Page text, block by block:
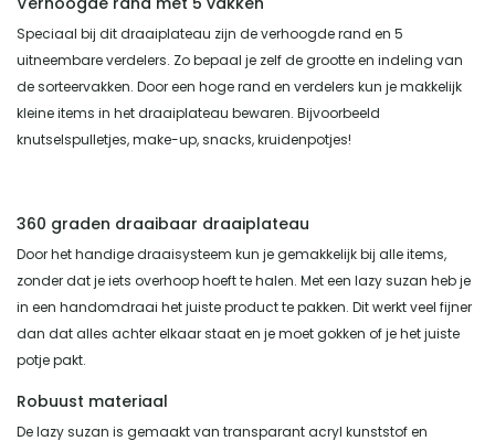
Speciaal bij dit draaiplateau zijn de verhoogde rand en 5
uitneembare verdelers. Zo bepaal je zelf de grootte en indeling van
de sorteervakken. Door een hoge rand en verdelers kun je makkelijk
kleine items in het draaiplateau bewaren. Bijvoorbeeld
knutselspulletjes, make-up, snacks, kruidenpotjes!
360 graden draaibaar draaiplateau
Door het handige draaisysteem kun je gemakkelijk bij alle items,
zonder dat je iets overhoop hoeft te halen. Met een lazy suzan heb je
in een handomdraai het juiste product te pakken. Dit werkt veel fijner
dan dat alles achter elkaar staat en je moet gokken of je het juiste
potje pakt.
Robuust materiaal
De lazy suzan is gemaakt van transparant acryl kunststof en